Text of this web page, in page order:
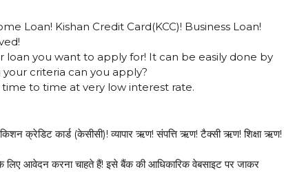
Loan! Kishan Credit Card(KCC)! Business Loan!
you want to apply for! It can be easily done by
criteria can you apply?
to time at very low interest rate.
क्रेडिट कार्ड (केसीसी)! व्यापार ऋण! संपत्ति ऋण! टैक्सी ऋण! शिक्षा ऋण!
आवेदन करना चाहते हैं! इसे बैंक की आधिकारिक वेबसाइट पर जाकर